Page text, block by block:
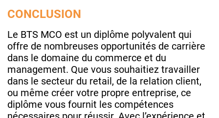
CONCLUSION
Le BTS MCO est un diplôme polyvalent qui
offre de nombreuses opportunités de carrière
dans le domaine du commerce et du
management. Que vous souhaitiez travailler
dans le secteur du retail, de la relation client,
ou même créer votre propre entreprise, ce
diplôme vous fournit les compétences